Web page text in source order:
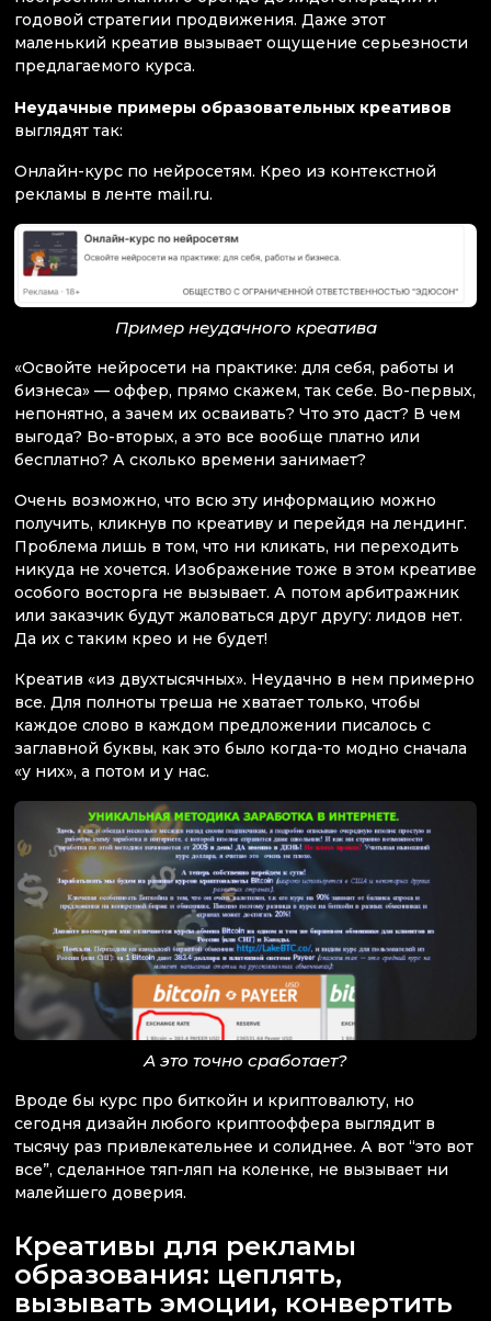
годовой стратегии продвижения. Даже этот
маленький креатив вызывает ощущение серьезности
предлагаемого курса.
Неудачные примеры образовательных креативов
выглядят так:
Онлайн-курс по нейросетям. Крео из контекстной
рекламы в ленте mail.ru.
Пример неудачного креатива
«Освойте нейросети на практике: для себя, работы и
бизнеса» — оффер, прямо скажем, так себе. Во-первых,
непонятно, а зачем их осваивать? Что это даст? В чем
выгода? Во-вторых, а это все вообще платно или
бесплатно? А сколько времени занимает?
Очень возможно, что всю эту информацию можно
получить, кликнув по креативу и перейдя на лендинг.
Проблема лишь в том, что ни кликать, ни переходить
никуда не хочется. Изображение тоже в этом креативе
особого восторга не вызывает. А потом арбитражник
или заказчик будут жаловаться друг другу: лидов нет.
Да их с таким крео и не будет!
Креатив «из двухтысячных». Неудачно в нем примерно
все. Для полноты треша не хватает только, чтобы
каждое слово в каждом предложении писалось с
заглавной буквы, как это было когда-то модно сначала
«у них», а потом и у нас.
А это точно сработает?
Вроде бы курс про биткойн и криптовалюту, но
сегодня дизайн любого криптооффера выглядит в
тысячу раз привлекательнее и солиднее. А вот “это вот
все”, сделанное тяп-ляп на коленке, не вызывает ни
малейшего доверия.
Креативы для рекламы
образования: цеплять,
вызывать эмоции, конвертить